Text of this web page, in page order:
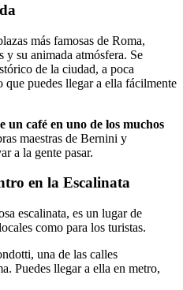
más famosas de Roma,
y su animada atmósfera. Se
de la ciudad, a poca
puedes llegar a ella fácilmente
un café en uno de los muchos
maestras de Bernini y
a la gente pasar.
en la Escalinata
escalinata, es un lugar de
como para los turistas.
una de las calles
Puedes llegar a ella en metro,